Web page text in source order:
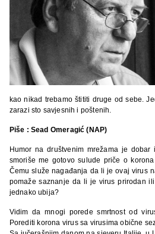
kao nikad trebamo štititi druge od sebe.
zarazi sto savjesnih i poštenih.
Piše : Sead Omeragić (NAP)
Humor na društvenim mrežama je
smoriše me gotovo sulude priče o
Čemu služe nagađanja da li je ovaj virus
pomaže saznanje da li je virus prirodan
jednako ubija?
Vidim da mnogi porede smrtnost od
Porediti korona virus sa virusima obične